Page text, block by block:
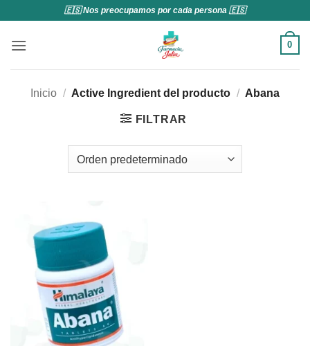
contenido
🇪🇸 Nos preocupamos por cada persona 🇪🇸
0
Inicio / Active Ingredient del producto / Abana
FILTRAR